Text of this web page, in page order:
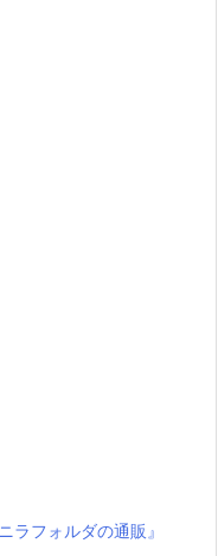
ラフォルダの通販』